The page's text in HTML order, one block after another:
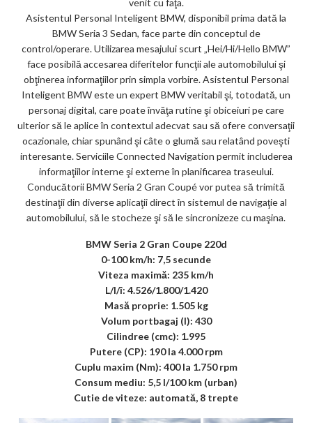
venit cu faţa.
Asistentul Personal Inteligent BMW, disponibil prima dată la
BMW Seria 3 Sedan, face parte din conceptul de
control/operare. Utilizarea mesajului scurt „Hei/Hi/Hello BMW”
face posibilă accesarea diferitelor funcţii ale automobilului şi
obţinerea informaţiilor prin simpla vorbire. Asistentul Personal
Inteligent BMW este un expert BMW veritabil şi, totodată, un
personaj digital, care poate învăţa rutine şi obiceiuri pe care
ulterior să le aplice în contextul adecvat sau să ofere conversaţii
ocazionale, chiar spunând şi câte o glumă sau relatând poveşti
interesante. Serviciile Connected Navigation permit includerea
informaţiilor interne şi externe în planificarea traseului.
Conducătorii BMW Seria 2 Gran Coupé vor putea să trimită
destinaţii din diverse aplicaţii direct în sistemul de navigaţie al
automobilului, să le stocheze şi să le sincronizeze cu maşina.
BMW Seria 2 Gran Coupe 220d
0-100 km/h: 7,5 secunde
Viteza maximă: 235 km/h
L/l/î: 4.526/1.800/1.420
Masă proprie: 1.505 kg
Volum portbagaj (l): 430
Cilindree (cmc): 1.995
Putere (CP): 190 la 4.000 rpm
Cuplu maxim (Nm): 400 la 1.750 rpm
Consum mediu: 5,5 l/100 km (urban)
Cutie de viteze: automată, 8 trepte